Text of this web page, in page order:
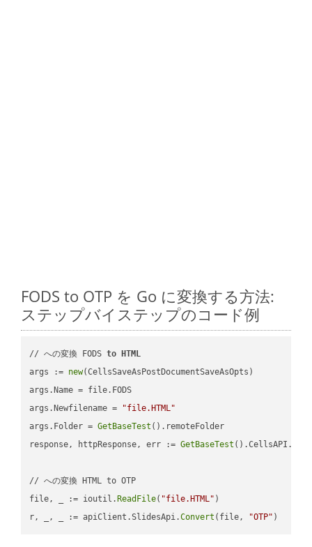
FODS to OTP を Go に変換する方法:
ステップバイステップのコード例
// への変換 FODS to
HTML
args := new(CellsSaveAsPostDocumentSaveAsOpts)
args.Name = file.FODS
args.Newfilename =
"file.HTML"
args.Folder = GetBaseTest ().remoteFolder
response, httpResponse, err := GetBaseTest ().CellsAPI.
// への変換 HTML to OTP
file, _ := ioutil. ReadFile( "file.HTML" )
r, _, _ := apiClient.SlidesApi.Convert (file, "OTP"